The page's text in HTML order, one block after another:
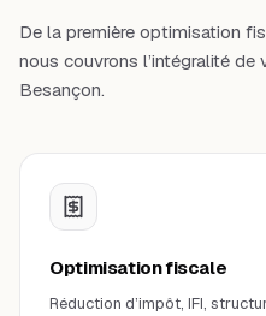
De la première optimisation
nous couvrons l’intégralité
Besançon.
Optimisation fiscale
Réduction d’impôt, IFI,